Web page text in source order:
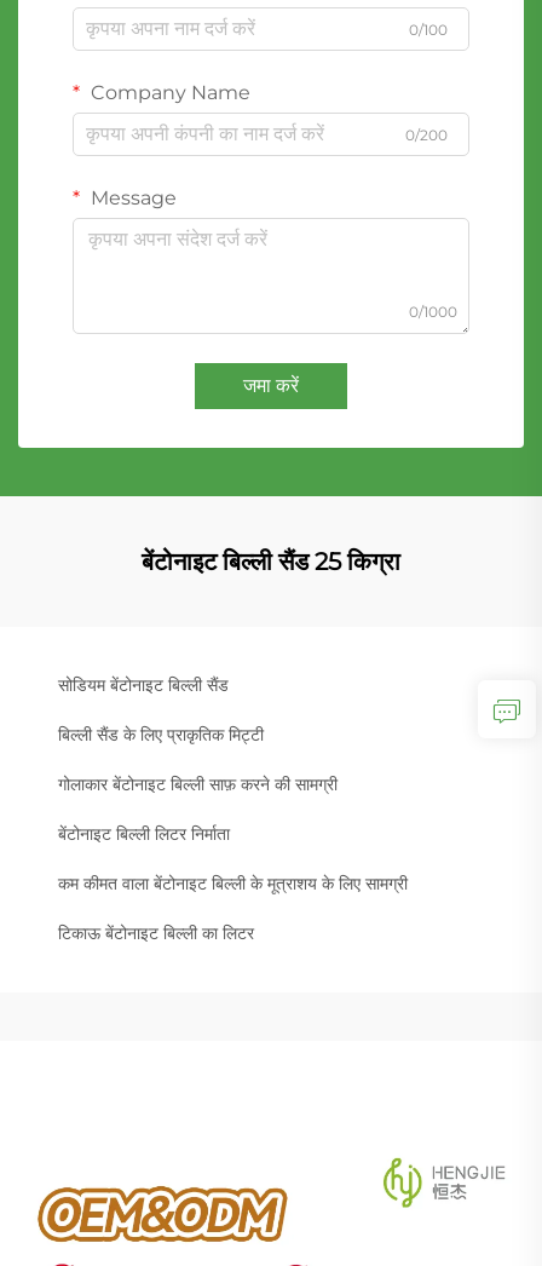
0/100
Company Name
0/200
Message
0/1000
जमा करें
बेंटोनाइट बिल्ली सैंड 25 किग्रा
सोडियम बेंटोनाइट बिल्ली सैंड
बिल्ली सैंड के लिए प्राकृतिक मिट्टी
गोलाकार बेंटोनाइट बिल्ली साफ़ करने की सामग्री
बेंटोनाइट बिल्ली लिटर निर्माता
कम कीमत वाला बेंटोनाइट बिल्ली के मूत्राशय के लिए सामग्री
टिकाऊ बेंटोनाइट बिल्ली का लिटर